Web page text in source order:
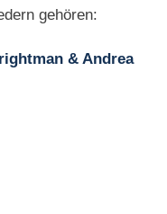
gehören:
& Andrea